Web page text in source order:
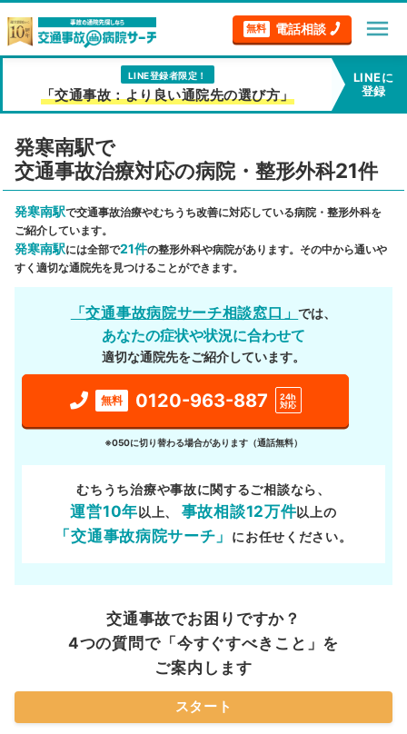
無料 電話相談 menu
LINE登録者限定！
「交通事故：より良い通院先の選び方」
LINEに
登録
発寒南駅で
交通事故治療対応の病院・整形外科21件
発寒南駅で交通事故治療やむちうち改善に対応している病院・整形外科を
ご紹介しています。
発寒南駅には全部で21件の整形外科や病院があります。その中から通いや
すく適切な通院先を見つけることができます。
「交通事故病院サーチ相談窓口」では、
あなたの症状や状況に合わせて
適切な通院先をご紹介しています。
無料 0120-963-887
24h
対応
※050に切り替わる場合があります（通話無料）
むちうち治療や事故に関するご相談なら、
運営10年以上、 事故相談12万件以上の
「交通事故病院サーチ」 にお任せください。
交通事故でお困りですか？
4つの質問で「今すぐすべきこと」を
ご案内します
スタート